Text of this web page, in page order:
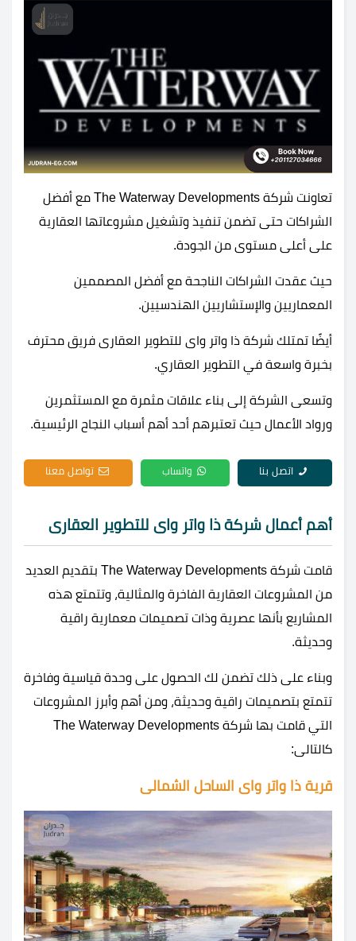
تعاونت شركة The Waterway Developments مع أفضل
الشراكات حتى تضمن تنفيذ وتشغيل مشروعاتها العقارية
على أعلى مستوى من الجودة.
حيث عقدت الشراكات الناجحة مع أفضل المصممين
المعماريين والإستشاريين الهندسيين.
أيضًا تمتلك شركة ذا واتر واى للتطوير العقارى فريق محترف
بخبرة واسعة في التطوير العقاري.
وتسعى الشركة إلى بناء علاقات مثمرة مع المستثمرين
ورواد الأعمال حيث تعتبرهم أحد أهم أسباب النجاح الرئيسية.
اتصل بنا واتساب تواصل معنا
أهم أعمال شركة ذا واتر واى للتطوير العقارى
قامت شركة The Waterway Developments بتقديم العديد
من المشروعات العقارية الفاخرة والمثالية، وتتمتع هذه
المشاريع بأنها عصرية وذات تصميمات معمارية راقية
وحديثة.
وبناء على ذلك تضمن لك الحصول على وحدة قياسية وفاخرة
تتمتع بتصميمات راقية وحديثة، ومن أهم وأبرز المشروعات
التي قامت بها شركة The Waterway Developments
كالتالى:
قرية ذا واتر واى الساحل الشمالى